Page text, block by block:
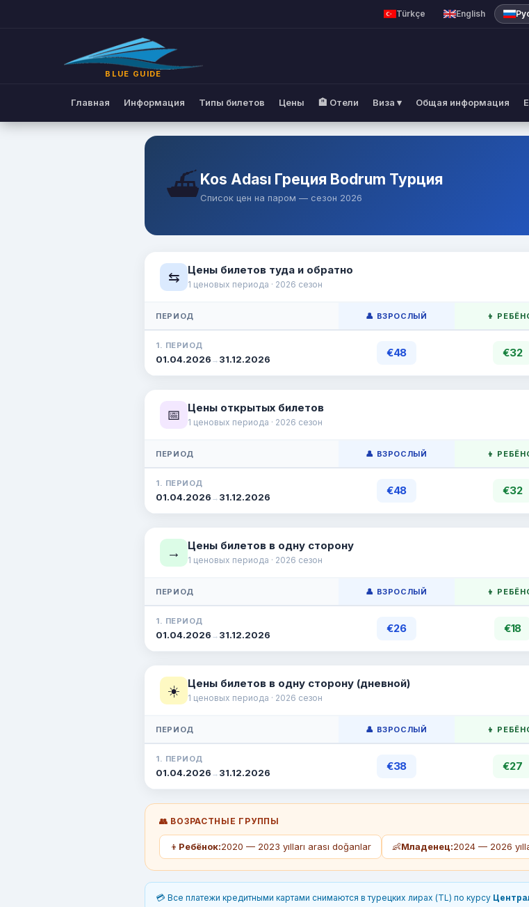
Цены на паромные билеты | Blue Guide Rhodes
Türkçe English
BLUE GUIDE
Главная Информация Типы билетов Цены 🏨 Отели Виза ▾ Общая информация
⛴️Kos Adası Греция Bodrum Турция
Список цен на паром — сезон 2026
⇆ Цены билетов туда и обратно
1 ценовых периода · 2026 сезон
ПЕРИОД 👤 ВЗРОСЛЫЙ 👦
1. ПЕРИОД
01.04.2026 → 31.12.2026 €48 €32
📅 Цены открытых билетов
1 ценовых периода · 2026 сезон
ПЕРИОД 👤 ВЗРОСЛЫЙ 👦
1. ПЕРИОД
01.04.2026 → 31.12.2026 €48 €32
→ Цены билетов в одну сторону
1 ценовых периода · 2026 сезон
ПЕРИОД 👤 ВЗРОСЛЫЙ 👦
1. ПЕРИОД
01.04.2026 → 31.12.2026 €26 €18
☀️ Цены билетов в одну сторону (дневной)
1 ценовых периода · 2026 сезон
ПЕРИОД 👤 ВЗРОСЛЫЙ 👦
1. ПЕРИОД
01.04.2026 → 31.12.2026 €38 €27
👥 ВОЗРАСТНЫЕ ГРУППЫ
👦 Ребёнок:2020 — 2023 yılları arası doğanlar 👶Младенец:2024 — 2026
💳 Все платежи кредитными картами снимаются в турецких лирах (TL) по курсу